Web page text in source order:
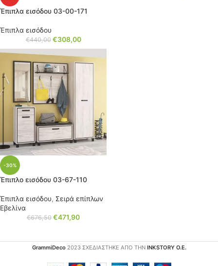
Έπιπλα εισόδου 03-00-171
Έπιπλα εισόδου
€440,00 €308,00
-30%
Έπιπλο εισόδου 03-67-110
Έπιπλα εισόδου, Σειρά επίπλων
Εβελίνα
€676,50 €471,90
GrammiDeco 2023 ΣΧΕΔΙΑΣΤΗΚΕ ΑΠΟ ΤΗΝ INKSTORY Ο.Ε.